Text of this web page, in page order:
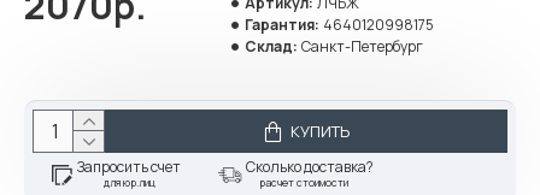
Гарантия: 4640120998175
Склад: Санкт-Петербург
КУПИТЬ
Запросить счет
для юр.лиц
Сколько доставка?
расчет стоимости